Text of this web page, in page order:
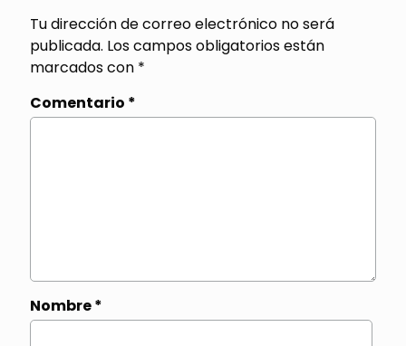
Tu dirección de correo electrónico no será
publicada. Los campos obligatorios están
marcados con *
Comentario *
Nombre*